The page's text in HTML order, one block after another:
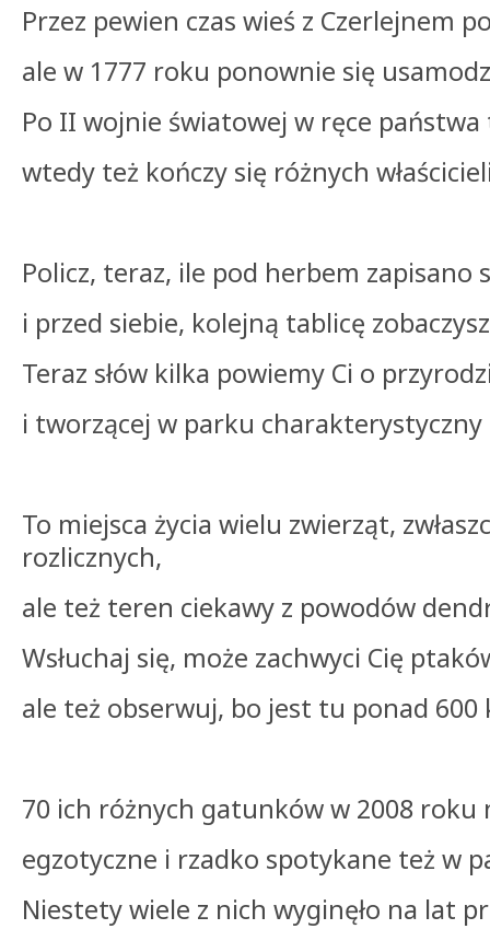
Przez pewien czas wieś z Czerlejnem
ale w 1777 roku ponownie się
Po II wojnie światowej w ręce
wtedy też kończy się różnych
Policz, teraz, ile pod herbem
i przed siebie, kolejną tablicę
Teraz słów kilka powiemy Ci o
i tworzącej w parku
To miejsca życia wielu zwierząt,
rozlicznych,
ale też teren ciekawy z powodów
Wsłuchaj się, może zachwyci Cię
ale też obserwuj, bo jest tu ponad 600
70 ich różnych gatunków w 2008 roku
egzotyczne i rzadko spotykane też w
Niestety wiele z nich wyginęło na lat